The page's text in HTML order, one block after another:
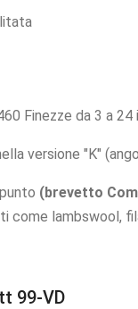
Finezze da 3 a 24
versione "K"
(brevetto
lambswool,
99-VD